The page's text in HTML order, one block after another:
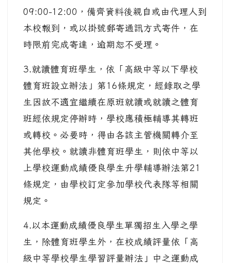
09:00-12:00，備齊資料後親自或由代理人到
本校報到，或以掛號郵寄通訊方式寄件，在
時限前完成寄達，逾期恕不受理。
3.就讀體育班學生，依「高級中等以下學校
體育班設立辦法」第16條規定，經錄取之學
生因故不適宜繼續在原班就讀或就讀之體育
班經依規定停辦時，學校應積極輔導其轉班
或轉校。必要時，得由各該主管機關轉介至
其他學校。就讀非體育班學生，則依中等以
上學校運動成績優良學生升學輔導辦法第21
條規定，由學校訂定參加學校代表隊等相關
規定。
4.以本運動成績優良學生單獨招生入學之學
生，除體育班學生外，在校成績評量依「高
級中等學校學生學習評量辦法」中之運動成